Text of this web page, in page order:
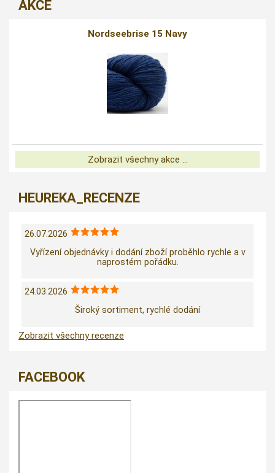
AKCE
Nordseebrise 15 Navy
Zobrazit všechny akce ...
HEUREKA_RECENZE
26.07.2026
Vyřízení objednávky i dodání zboží proběhlo rychle a v
naprostém pořádku.
24.03.2026
Široký sortiment, rychlé dodání
Zobrazit všechny recenze
FACEBOOK